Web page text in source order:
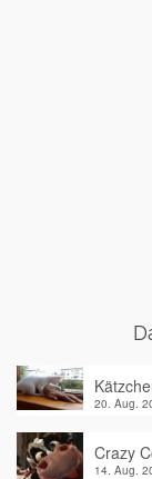
20. Aug.
Crazy
14. Aug.